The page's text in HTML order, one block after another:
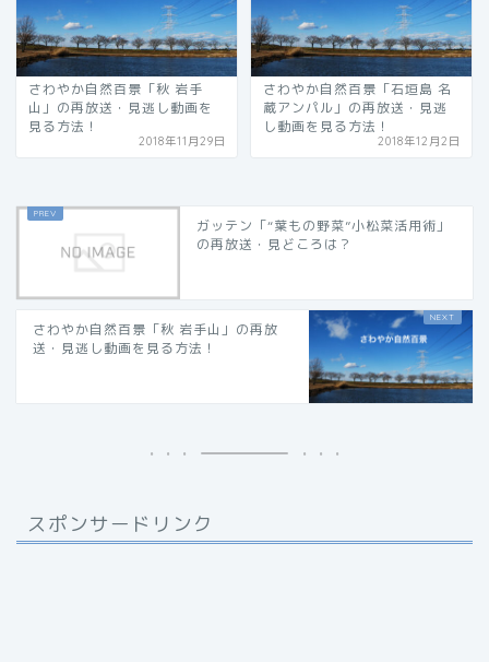
さわやか自然百景「秋 岩手
山」の再放送・見逃し動画を
見る方法！
2018年11月29日
さわやか自然百景「石垣島 名
蔵アンパル」の再放送・見逃
し動画を見る方法！
2018年12月2日
ガッテン「“葉もの野菜”小松菜活用術」
の再放送・見どころは？
さわやか自然百景「秋 岩手山」の再放
送・見逃し動画を見る方法！
スポンサードリンク